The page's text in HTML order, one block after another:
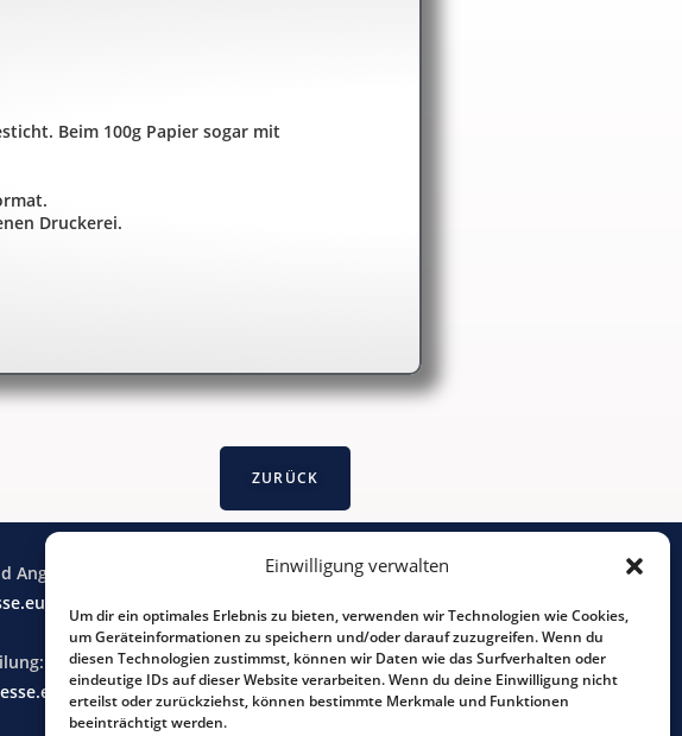
Einwilligung verwalten
Um dir ein optimales Erlebnis zu bieten, verwenden wir Technologien wie Cookies,
um Geräteinformationen zu speichern und/oder darauf zuzugreifen. Wenn du
diesen Technologien zustimmst, können wir Daten wie das Surfverhalten oder
eindeutige IDs auf dieser Website verarbeiten. Wenn du deine Einwilligung nicht
erteilst oder zurückziehst, können bestimmte Merkmale und Funktionen
beeinträchtigt werden.
Beim 100g Papier sogar mit
Druckerei.
Angebote:
Tel.: 0241 - 90 26 93
Impressum